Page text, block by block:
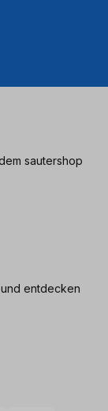
sautershop
entdecken